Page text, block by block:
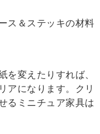
ス＆ステッキの材料
を変えたりすれば、
アになります。クリ
るミニチュア家具は